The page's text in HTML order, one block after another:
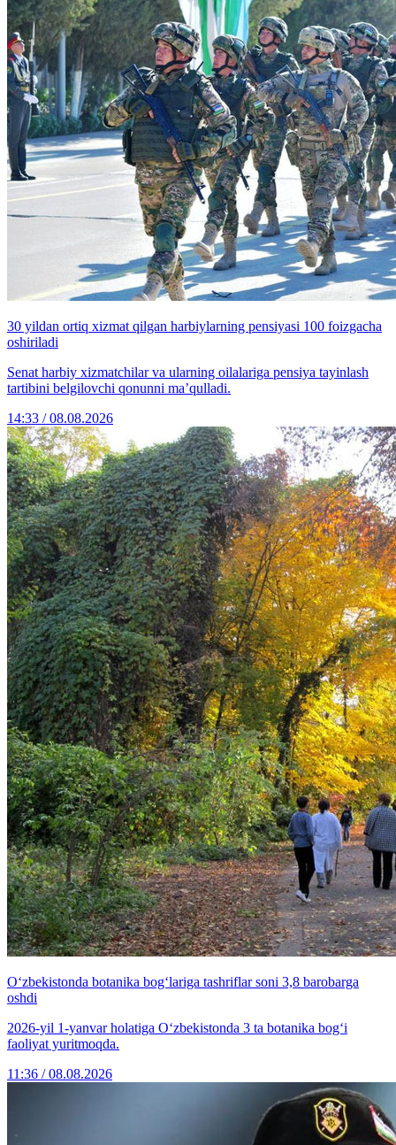
30 yildan ortiq xizmat qilgan harbiylarning pensiyasi 100 foizgacha
oshiriladi
Senat harbiy xizmatchilar va ularning oilalariga pensiya tayinlash
tartibini belgilovchi qonunni ma’qulladi.
14:33 / 08.08.2026
O‘zbekistonda botanika bog‘lariga tashriflar soni 3,8 barobarga
oshdi
2026-yil 1-yanvar holatiga O‘zbekistonda 3 ta botanika bog‘i
faoliyat yuritmoqda.
11:36 / 08.08.2026